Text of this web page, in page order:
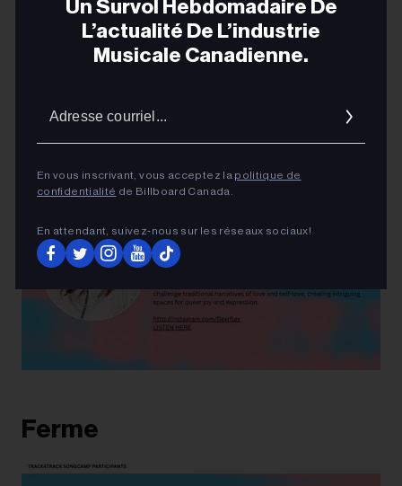
R. Flex
Ferme
Un Survol Hebdomadaire De
L’actualité De L’industrie
Musicale Canadienne.
En vous inscrivant, vous acceptez la politique de
confidentialité de Billboard Canada.
En attendant, suivez‑nous sur les réseaux sociaux!